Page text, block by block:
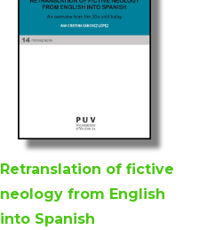
Retranslation of fictive
neology from English
into Spanish